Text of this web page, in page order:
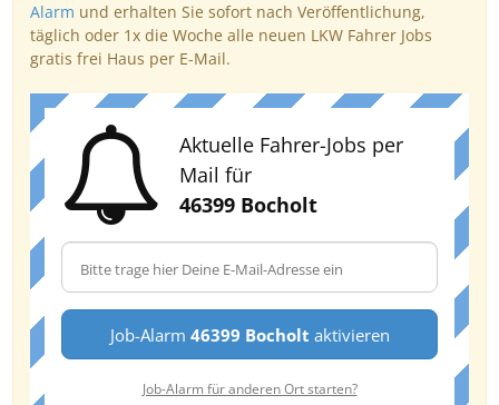
Alarm und erhalten Sie sofort nach Veröffentlichung,
täglich oder 1x die Woche alle neuen LKW Fahrer Jobs
gratis frei Haus per E-Mail.
Aktuelle Fahrer-Jobs per
Mail für
46399 Bocholt
Job-Alarm 46399 Bocholt aktivieren
Job-Alarm für anderen Ort starten?